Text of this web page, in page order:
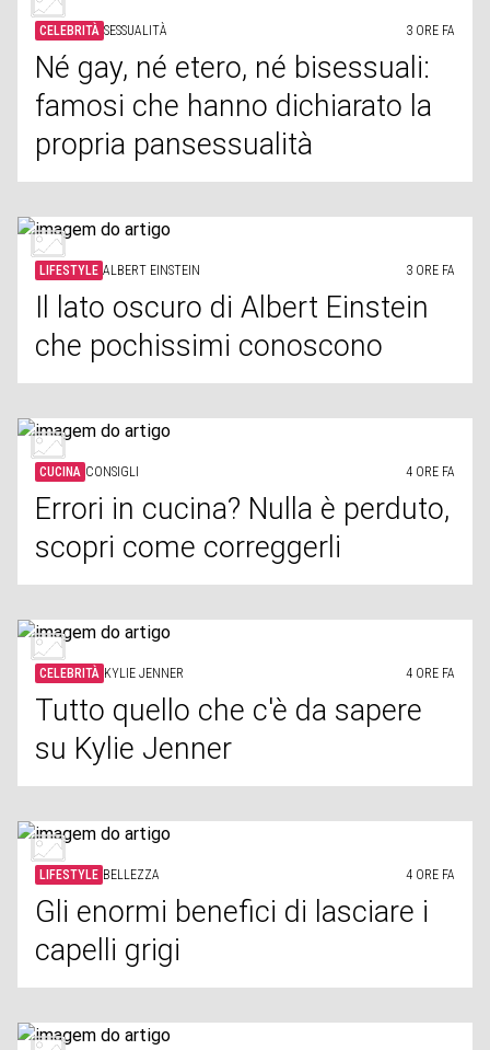
CELEBRITÀ SESSUALITÀ 3 ORE FA
Né gay, né etero, né bisessuali:
famosi che hanno dichiarato la
propria pansessualità
LIFESTYLE ALBERT EINSTEIN 3 ORE FA
Il lato oscuro di Albert Einstein
che pochissimi conoscono
CUCINA CONSIGLI 4 ORE FA
Errori in cucina? Nulla è perduto,
scopri come correggerli
CELEBRITÀ KYLIE JENNER 4 ORE FA
Tutto quello che c'è da sapere
su Kylie Jenner
LIFESTYLE BELLEZZA 4 ORE FA
Gli enormi benefici di lasciare i
capelli grigi